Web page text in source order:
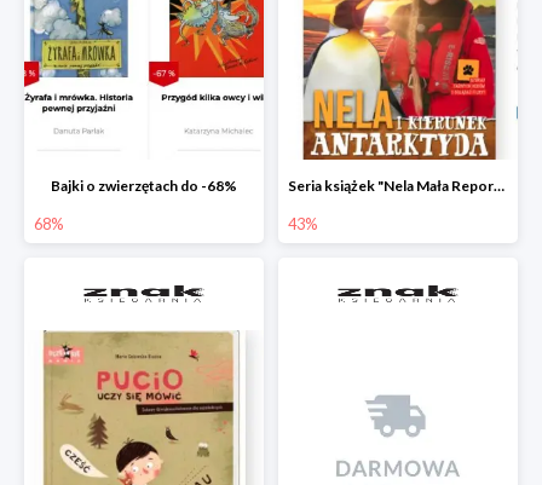
Bajki o zwierzętach do -68%
68%
Seria książek "Nela Mała Reporterka" do -43%
43%